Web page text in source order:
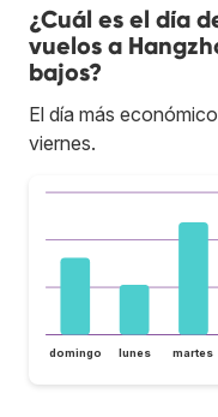
¿Cuál es el día
vuelos a
bajos?
El día más
viernes.
domingo lunes martes